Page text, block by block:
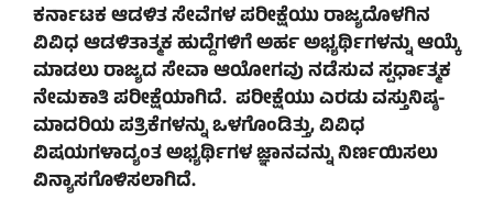
ಕರ್ನಾಟಕ ಆಡಳಿತ ಸೇವೆಗಳ ಪರೀಕ್ಷೆಯು ರಾಜ್ಯದೊಳಗಿನ
ವಿವಿಧ ಆಡಳಿತಾತ್ಮಕ ಹುದ್ದೆಗಳಿಗೆ ಅರ್ಹ ಅಭ್ಯರ್ಥಿಗಳನ್ನು ಆಯ್ಕೆ
ಮಾಡಲು ರಾಜ್ಯದ ಸೇವಾ ಆಯೋಗವು ನಡೆಸುವ ಸ್ಪರ್ಧಾತ್ಮಕ
ನೇಮಕಾತಿ ಪರೀಕ್ಷೆಯಾಗಿದೆ. ಪರೀಕ್ಷೆಯು ಎರಡು ವಸ್ತುನಿಷ್ಠ-
ಮಾದರಿಯ ಪತ್ರಿಕೆಗಳನ್ನು ಒಳಗೊಂಡಿತ್ತು, ವಿವಿಧ
ವಿಷಯಗಳಾದ್ಯಂತ ಅಭ್ಯರ್ಥಿಗಳ ಜ್ಞಾನವನ್ನು ನಿರ್ಣಯಿಸಲು
ವಿನ್ಯಾಸಗೊಳಿಸಲಾಗಿದೆ.